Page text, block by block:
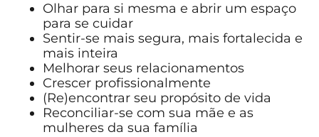
Olhar para si mesma e abrir um espaço
para se cuidar
Sentir-se mais segura, mais fortalecida e
mais inteira
Melhorar seus relacionamentos
Crescer profissionalmente
(Re)encontrar seu propósito de vida
Reconciliar-se com sua mãe e as
mulheres da sua família